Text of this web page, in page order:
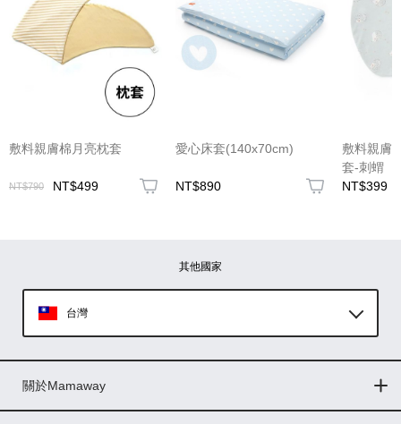
(圖片格式限jpg、jpeg)
敷料親膚棉月亮枕套
NT$790 NT$499
愛心床套(140x70cm)
NT$890
敷料親膚
套-刺蝟
NT$399
其他國家
台灣
印尼
關於Mamaway
門市據點
最新消息
品牌故事
人力招募
媒體花絮
隱私權聲明
CSR企業社會責任